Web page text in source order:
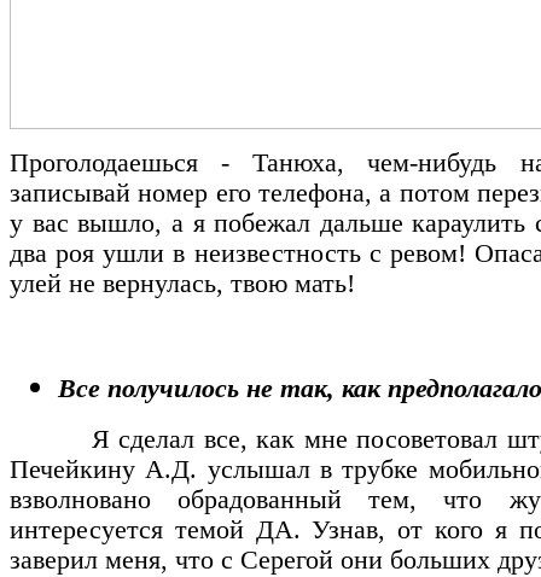
Проголодаешься - Танюха, чем-нибудь
записывай номер его телефона, а потом
у вас вышло, а я побежал дальше караулить
два роя ушли в неизвестность с ревом!
улей не вернулась, твою мать!
Все получилось не так, как
Я сделал все, как мне посоветовал
Печейкину А.Д. услышал в трубке
взволновано обрадованный тем, что
интересуется темой ДА. Узнав, от кого я
заверил меня, что с Серегой они больших